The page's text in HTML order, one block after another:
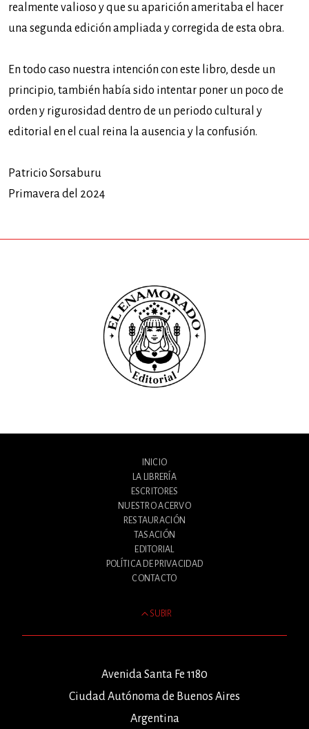
realmente valioso y que su aparición ameritaba el hacer
una segunda edición ampliada y corregida de esta obra.
En todo caso nuestra intención con este libro, desde un
principio, también había sido intentar poner un poco de
orden y rigurosidad dentro de un periodo cultural y
editorial en el cual reina la ausencia y la confusión.
Patricio Sorsaburu
Primavera del 2024
INICIO
LA LIBRERÍA
ESCRITORES
NUESTRO ACERVO
RESTAURACIÓN
TASACIÓN
EDITORIAL
POLÍTICA DE PRIVACIDAD
CONTACTO
SUBIR
Avenida Santa Fe 1180
Ciudad Autónoma de Buenos Aires
Argentina